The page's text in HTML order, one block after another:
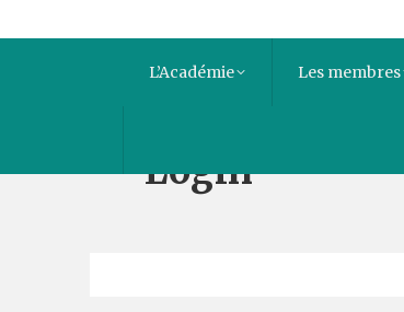
L’Académie Les membres
Login